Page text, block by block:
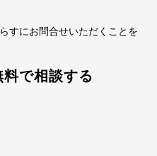
すにお問合せいただくことを
で相談する